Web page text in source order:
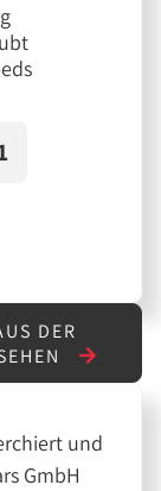
DER
und
GmbH